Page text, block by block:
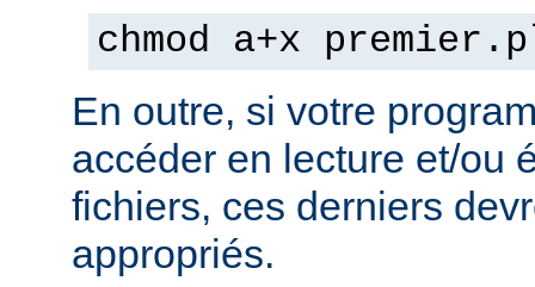
chmod a+x
En outre, si votre
accéder en lecture et/ou
fichiers, ces derniers
appropriés.